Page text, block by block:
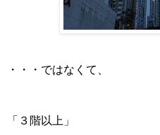
・・・ではなくて、
「３階以上」